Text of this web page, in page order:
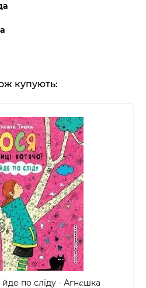
купують:
йде по сліду - Агнєшка